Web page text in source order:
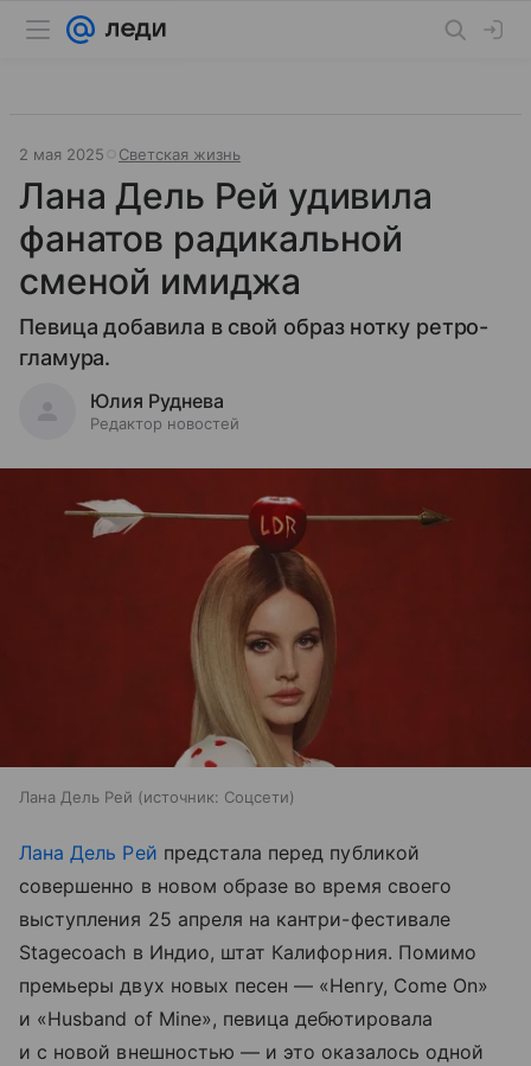
2 мая 2025 Светская жизнь
Лана Дель Рей удивила
фанатов радикальной
сменой имиджа
Певица добавила в свой образ нотку ретро-
гламура.
Юлия Руднева
Редактор новостей
Лана Дель Рей источник: Соцсети
Лана Дель Рей предстала перед публикой
совершенно в новом образе во время своего
выступления 25 апреля на кантри-фестивале
Stagecoach в Индио, штат Калифорния. Помимо
премьеры двух новых песен — «Henry, Come On»
и «Husband of Mine», певица дебютировала
и с новой внешностью — и это оказалось одной